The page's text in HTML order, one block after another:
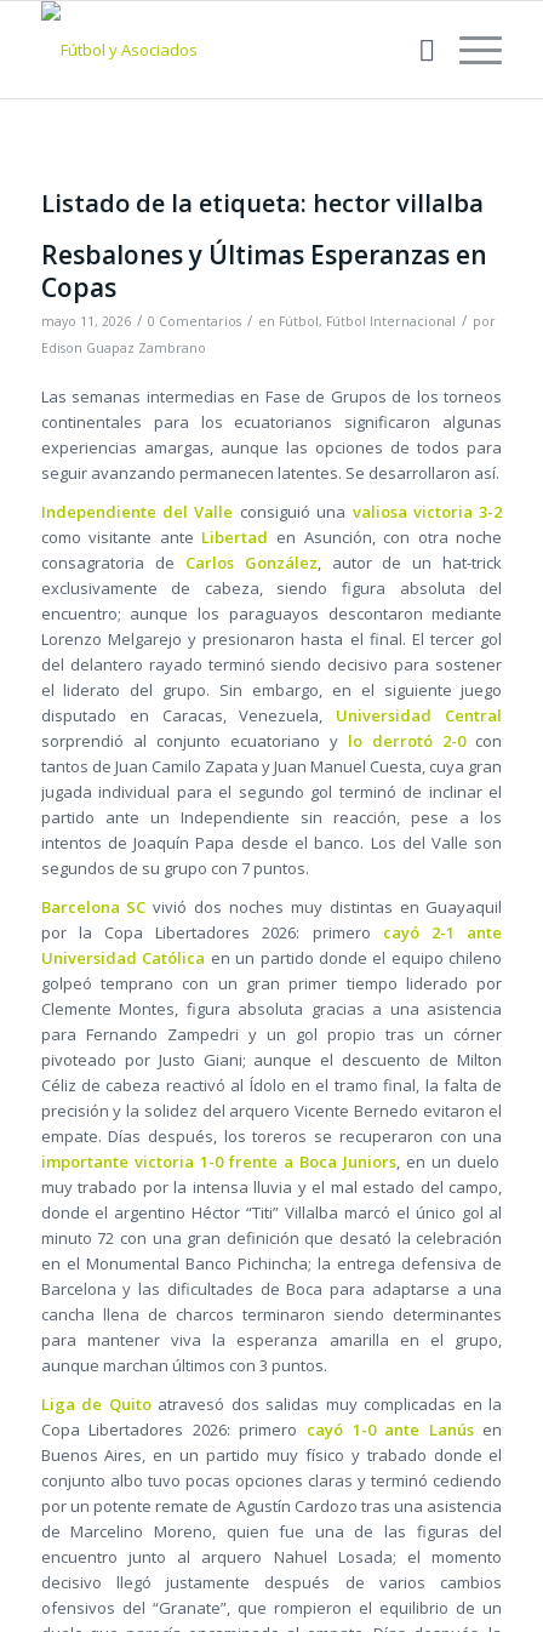
Listado de la etiqueta: hector villalba
Resbalones y Últimas Esperanzas en
Copas
mayo 11, 2026 / 0 Comentarios / en Fútbol, Fútbol Internacional / por
Edison Guapaz Zambrano
Las semanas intermedias en Fase de Grupos de los torneos
continentales para los ecuatorianos significaron algunas
experiencias amargas, aunque las opciones de todos para
seguir avanzando permanecen latentes. Se desarrollaron así.
Independiente del Valle consiguió una valiosa victoria 3-2
como visitante ante Libertad en Asunción, con otra noche
consagratoria de Carlos González, autor de un hat-trick
exclusivamente de cabeza, siendo figura absoluta del
encuentro; aunque los paraguayos descontaron mediante
Lorenzo Melgarejo y presionaron hasta el final. El tercer gol
del delantero rayado terminó siendo decisivo para sostener
el liderato del grupo. Sin embargo, en el siguiente juego
disputado en Caracas, Venezuela, Universidad Central
sorprendió al conjunto ecuatoriano y lo derrotó 2-0con
tantos de Juan Camilo Zapata y Juan Manuel Cuesta, cuya gran
jugada individual para el segundo gol terminó de inclinar el
partido ante un Independiente sin reacción, pese a los
intentos de Joaquín Papa desde el banco. Los del Valle son
segundos de su grupo con 7 puntos.
Barcelona SC vivió dos noches muy distintas en Guayaquil
por la Copa Libertadores 2026: primero cayó 2-1 ante
Universidad Católica en un partido donde el equipo chileno
golpeó temprano con un gran primer tiempo liderado por
Clemente Montes, figura absoluta gracias a una asistencia
para Fernando Zampedri y un gol propio tras un córner
pivoteado por Justo Giani; aunque el descuento de Milton
Céliz de cabeza reactivó al Ídolo en el tramo final, la falta de
precisión y la solidez del arquero Vicente Bernedo evitaron el
empate. Días después, los toreros se recuperaron con una
importante victoria 1-0 frente a Boca Juniors, en un duelo
muy trabado por la intensa lluvia y el mal estado del campo,
donde el argentino Héctor “Titi” Villalba marcó el único gol al
minuto 72 con una gran definición que desató la celebración
en el Monumental Banco Pichincha; la entrega defensiva de
Barcelona y las dificultades de Boca para adaptarse a una
cancha llena de charcos terminaron siendo determinantes
para mantener viva la esperanza amarilla en el grupo,
aunque marchan últimos con 3 puntos.
Liga de Quitoatravesó dos salidas muy complicadas en la
Copa Libertadores 2026: primero cayó 1-0 ante Lanúsen
Buenos Aires, en un partido muy físico y trabado donde el
conjunto albo tuvo pocas opciones claras y terminó cediendo
por un potente remate de Agustín Cardozo tras una asistencia
de Marcelino Moreno, quien fue una de las figuras del
encuentro junto al arquero Nahuel Losada; el momento
decisivo llegó justamente después de varios cambios
ofensivos del “Granate”, que rompieron el equilibrio de un